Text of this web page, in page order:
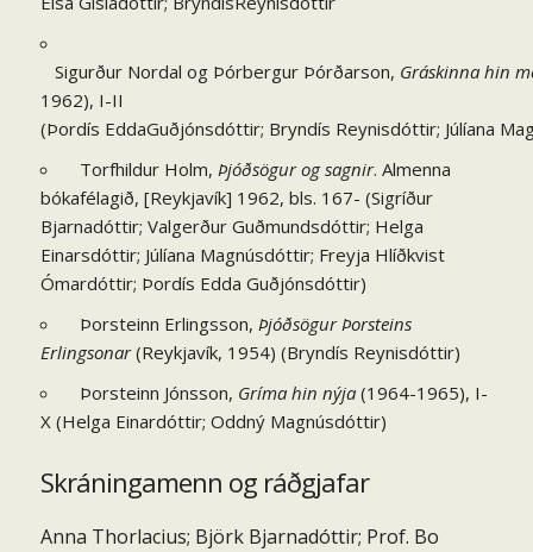
Sigurður Nordal og Þórbergur Þórðarson, Gráskinna hin
1962), I-II
(Þordís EddaGuðjónsdóttir; Bryndís Reynisdóttir; Júlíana
Torfhildur Holm, Þjóðsögur og sagnir. Almenna
bókafélagið, [Reykjavík] 1962, bls. 167- (Sigríður
Bjarnadóttir; Valgerður Guðmundsdóttir; Helga
Einarsdóttir; Júlíana Magnúsdóttir; Freyja Hlíðkvist
Ómardóttir; Þordís Edda Guðjónsdóttir)
Þorsteinn Erlingsson, Þjóðsögur Þorsteins
Erlingsonar(Reykjavík, 1954) (Bryndís Reynisdóttir)
Þorsteinn Jónsson, Gríma hin nýja(1964-1965), I-
X (Helga Einardóttir; Oddný Magnúsdóttir)
Skráningamenn og ráðgjafar
Anna Thorlacius; Björk Bjarnadóttir; Prof. Bo